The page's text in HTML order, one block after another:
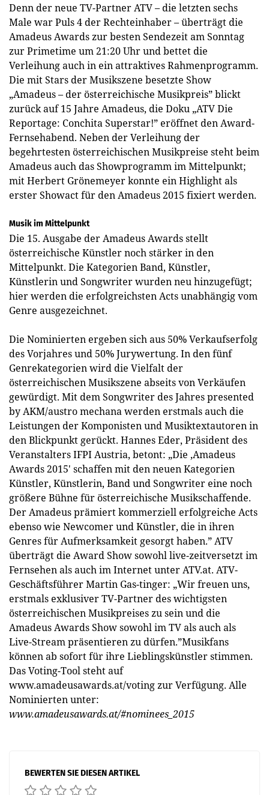
Denn der neue TV-Partner ATV – die letzten sechs
Male war Puls 4 der Rechteinhaber – überträgt die
Amadeus Awards zur besten Sendezeit am Sonntag
zur Primetime um 21:20 Uhr und bettet die
Verleihung auch in ein attraktives Rahmenprogramm.
Die mit Stars der Musikszene besetzte Show
„Amadeus – der österreichische Musikpreis” blickt
zurück auf 15 Jahre Amadeus, die Doku „ATV Die
Reportage: Conchita Superstar!” eröffnet den Award-
Fernsehabend. Neben der Verleihung der
begehrtesten österreichischen Musikpreise steht beim
Amadeus auch das Showprogramm im Mittelpunkt;
mit Herbert Grönemeyer konnte ein Highlight als
erster Showact für den Amadeus 2015 fixiert werden.
Musik im Mittelpunkt
Die 15. Ausgabe der Amadeus Awards stellt
österreichische Künstler noch stärker in den
Mittelpunkt. Die Kategorien Band, Künstler,
Künstlerin und Songwriter wurden neu hinzugefügt;
hier werden die erfolgreichsten Acts unabhängig vom
Genre ausgezeichnet.
Die Nominierten ergeben sich aus 50% Verkaufserfolg
des Vorjahres und 50% Jurywertung. In den fünf
Genrekategorien wird die Vielfalt der
österreichischen Musikszene abseits von Verkäufen
gewürdigt. Mit dem Songwriter des Jahres presented
by AKM/austro mechana werden erstmals auch die
Leistungen der Komponisten und Musiktextautoren in
den Blickpunkt gerückt. Hannes Eder, Präsident des
Veranstalters IFPI Austria, betont­: „Die ‚Amadeus
Awards 2015' schaffen mit den neuen Kategorien
Künstler, Künstlerin, Band und Songwriter eine noch
größere Bühne für österreichische Musikschaffende.
Der Amadeus prämiert kommerziell erfolgreiche Acts
ebenso wie Newcomer und Künstler, die in ihren
Genres für Aufmerksamkeit gesorgt haben.” ATV
überträgt die Award Show sowohl live-zeitversetzt im
Fernsehen als auch im Internet unter ATV.at. ATV-
Geschäftsführer Martin Gas-tinger: „Wir freuen uns,
erstmals exklusiver TV-Partner des wichtigsten
österreichischen Musikpreises zu sein und die
Amadeus Awards Show sowohl im TV als auch als
Live-Stream präsentieren zu dürfen.”Musikfans
können ab sofort für ihre Lieblingskünstler stimmen.
Das Voting-Tool steht auf
www.amadeusawards.at/voting zur Verfügung. Alle
Nominierten unter:
www.amadeusawards.at/#nominees_2015
BEWERTEN SIE DIESEN ARTIKEL